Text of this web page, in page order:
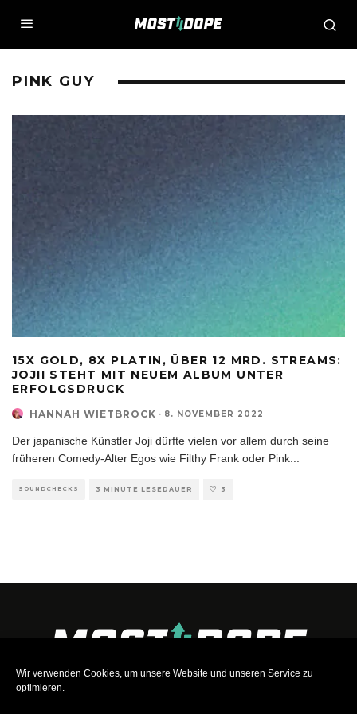
Wir verwenden Cookies, um unsere Website und unseren Service zu
optimieren.
PINK GUY
15X GOLD, 8X PLATIN, ÜBER 12 MRD. STREAMS:
JOJII STEHT MIT NEUEM ALBUM UNTER
ERFOLGSDRUCK
HANNAH WIETBROCK · 8. NOVEMBER 2022
Der japanische Künstler Joji dürfte vielen vor allem durch seine
früheren Comedy-Alter Egos wie Filthy Frank oder Pink
SOUNDCHECKS 3 MINUTE LESEDAUER 3